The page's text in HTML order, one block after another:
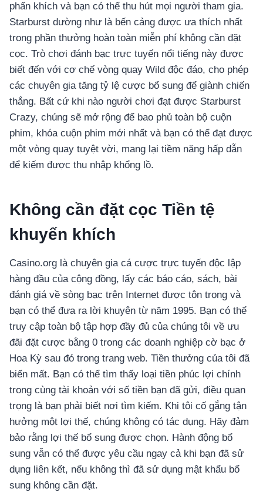
phấn khích và bạn có thể thu hút mọi người tham gia.
Starburst dường như là bến cảng được ưa thích nhất
trong phần thưởng hoàn toàn miễn phí không cần đặt
cọc. Trò chơi đánh bạc trực tuyến nổi tiếng này được
biết đến với cơ chế vòng quay Wild độc đáo, cho phép
các chuyên gia tăng tỷ lệ cược bổ sung để giành chiến
thắng. Bất cứ khi nào người chơi đạt được Starburst
Crazy, chúng sẽ mở rộng để bao phủ toàn bộ cuộn
phim, khóa cuộn phim mới nhất và bạn có thể đạt được
một vòng quay tuyệt vời, mang lại tiềm năng hấp dẫn
để kiếm được thu nhập khổng lồ.
Không cần đặt cọc Tiền tệ
khuyến khích
Casino.org là chuyên gia cá cược trực tuyến độc lập
hàng đầu của cộng đồng, lấy các báo cáo, sách, bài
đánh giá về sòng bạc trên Internet được tôn trọng và
bạn có thể đưa ra lời khuyên từ năm 1995. Bạn có thể
truy cập toàn bộ tập hợp đầy đủ của chúng tôi về ưu
đãi đặt cược bằng 0 trong các doanh nghiệp cờ bạc ở
Hoa Kỳ sau đó trong trang web. Tiền thưởng của tôi đã
biến mất. Bạn có thể tìm thấy loại tiền phúc lợi chính
trong cùng tài khoản với số tiền bạn đã gửi, điều quan
trọng là bạn phải biết nơi tìm kiếm. Khi tôi cố gắng tận
hưởng một lợi thế, chúng không có tác dụng. Hãy đảm
bảo rằng lợi thế bổ sung được chọn. Hành động bổ
sung vẫn có thể được yêu cầu ngay cả khi bạn đã sử
dụng liên kết, nếu không thì đã sử dụng mật khẩu bổ
sung không cần đặt.